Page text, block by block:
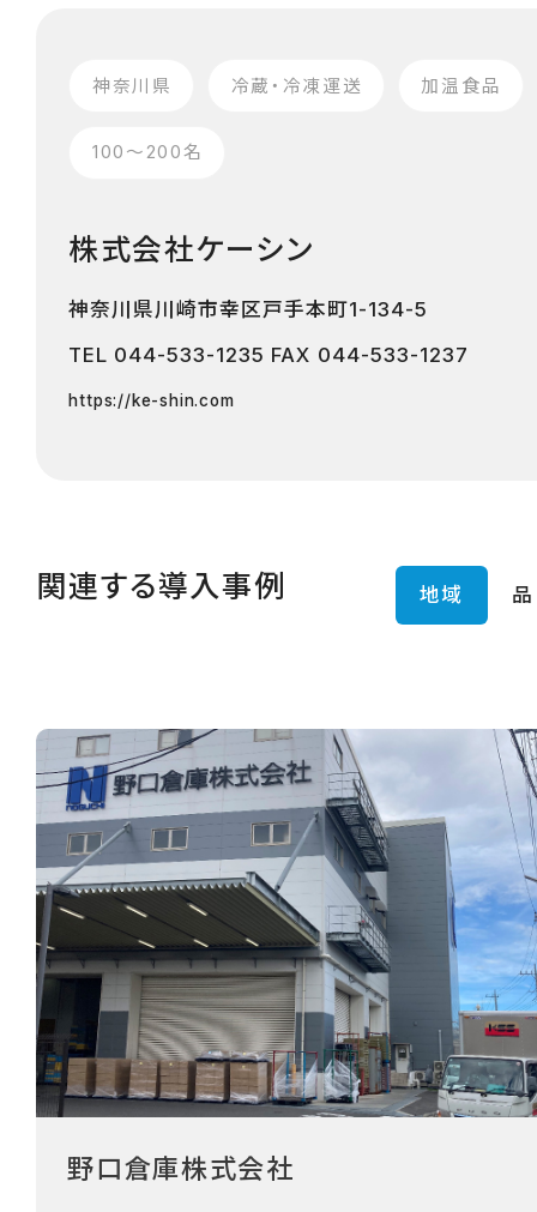
神奈川県 冷蔵・冷凍運送 加温食品
100〜200名
株式会社ケーシン
神奈川県川崎市幸区戸手本町1-134-5
TEL 044-533-1235 FAX 044-533-1237
https://ke-shin.com
関連する導入事例 地域
野口倉庫株式会社